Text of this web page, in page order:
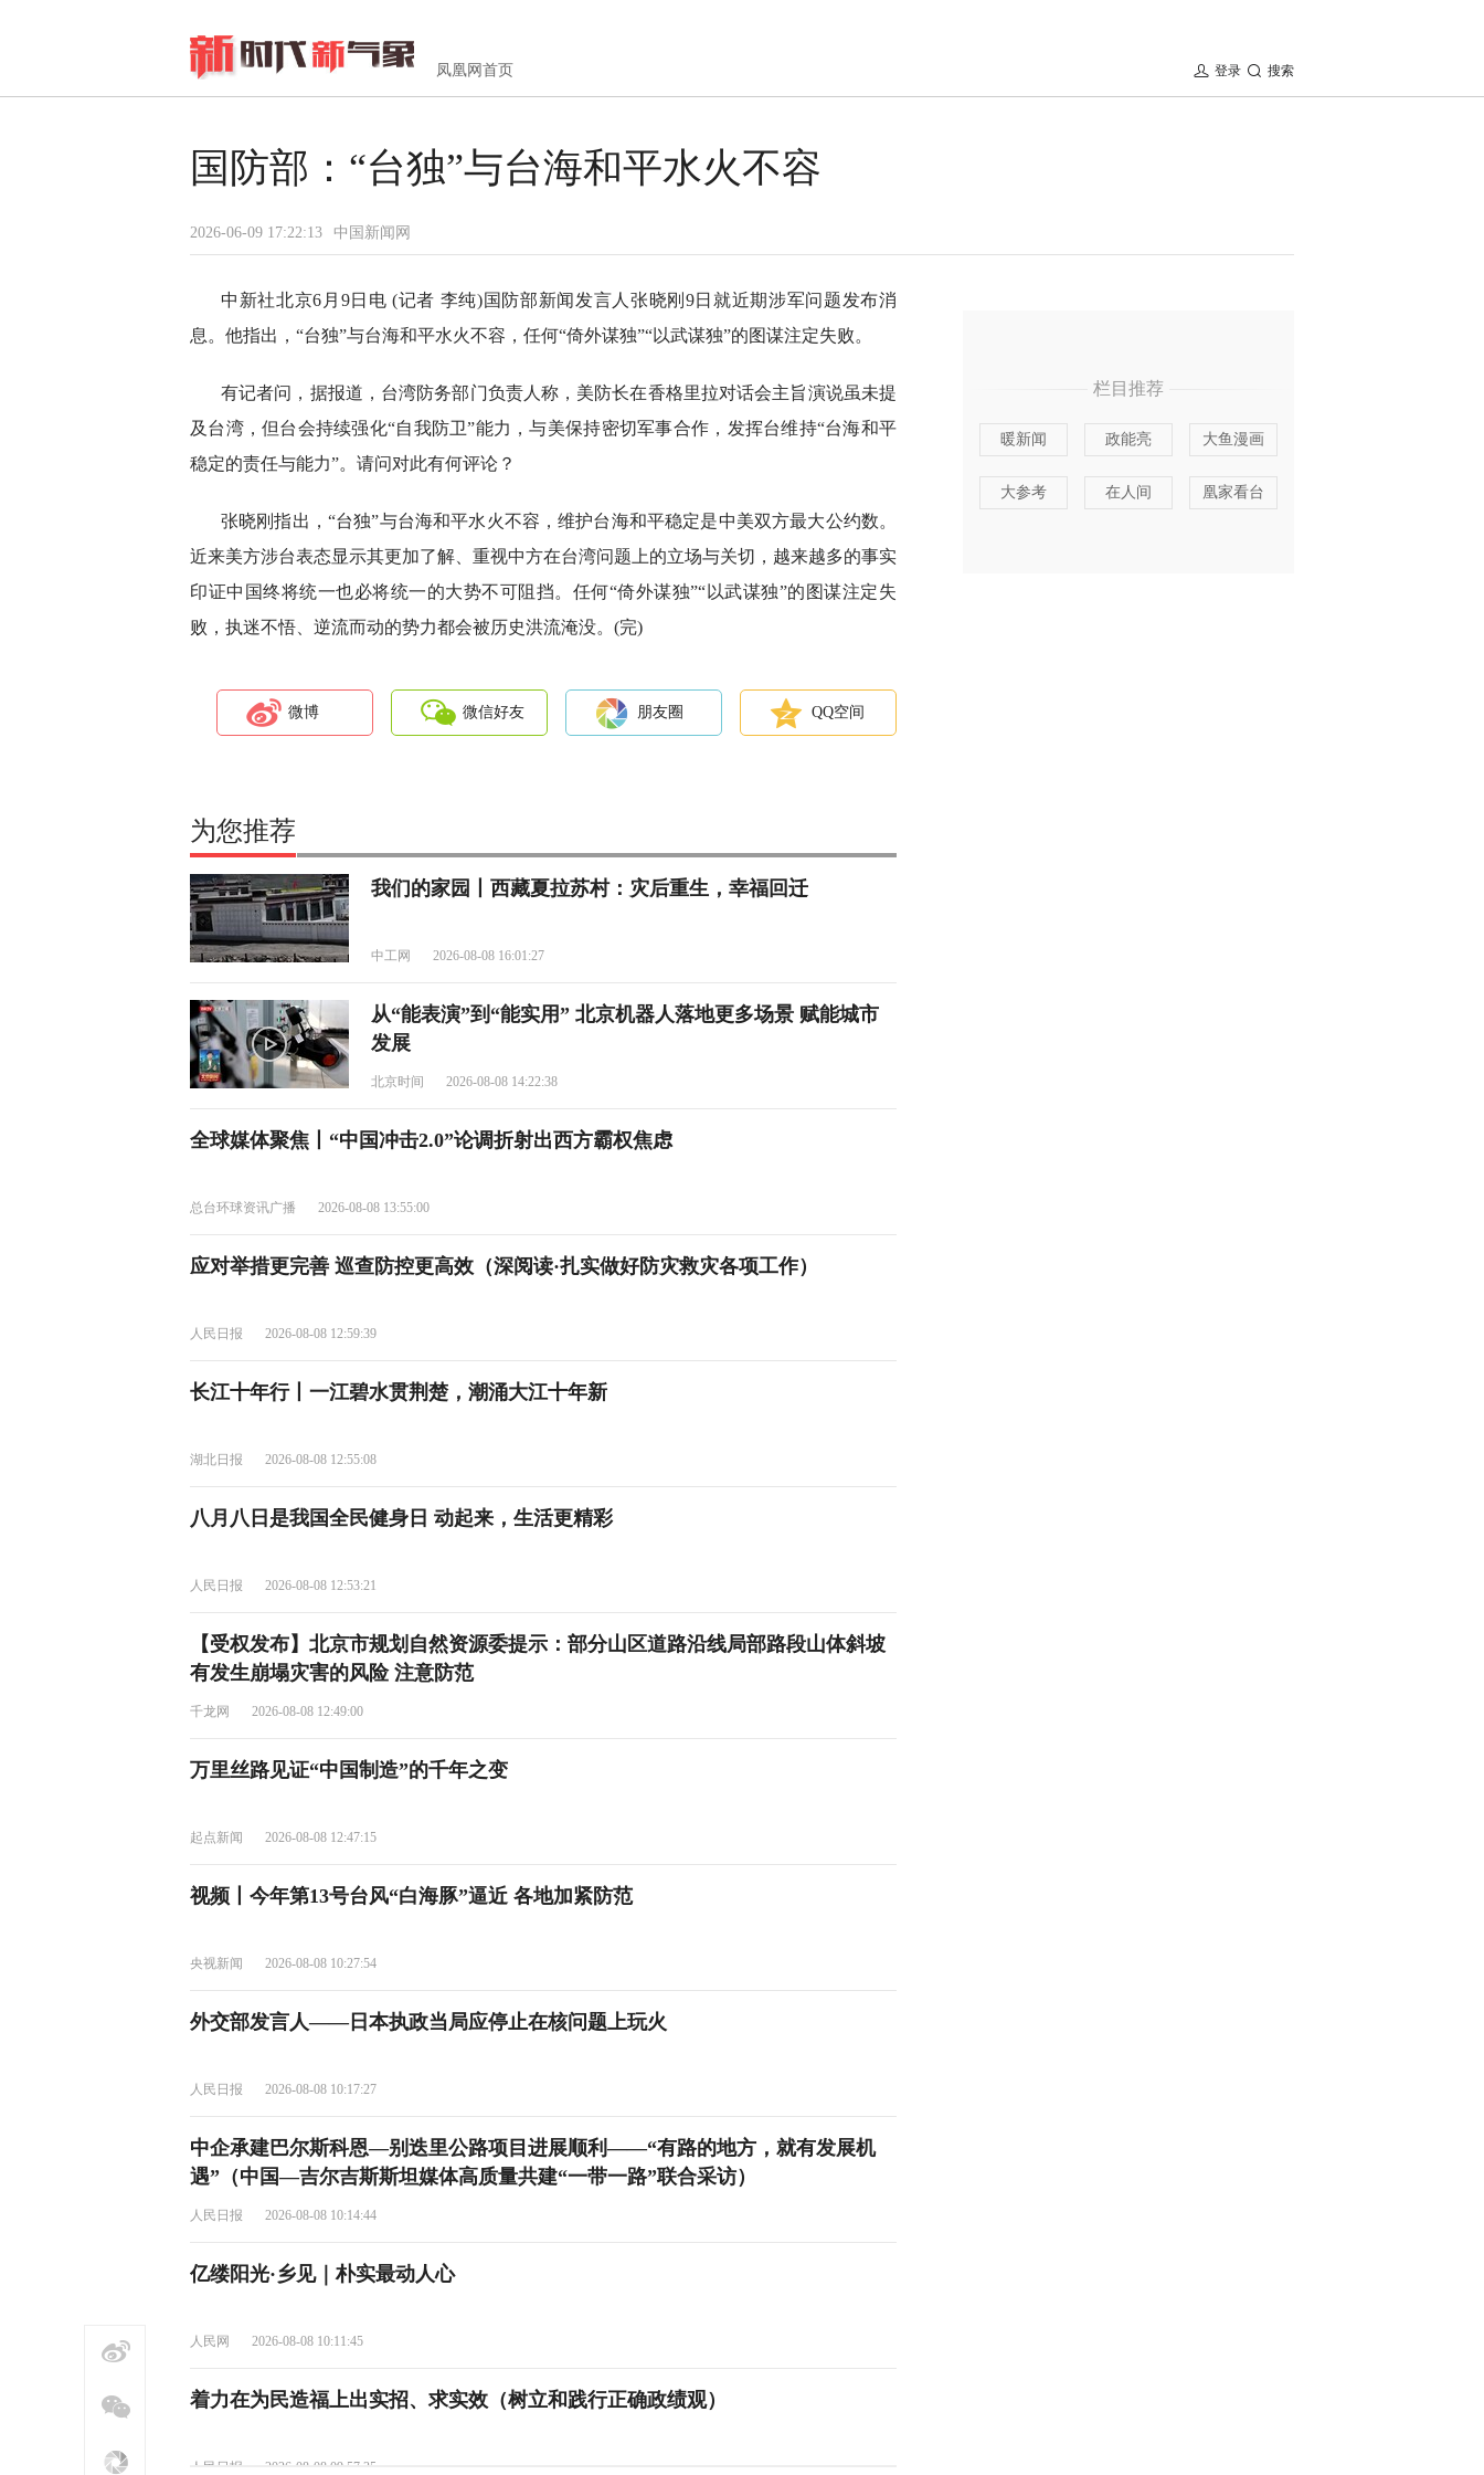
凤凰网首页 搜索
登录
国防部：“台独”与台海和平水火不容
2026-06-09 17:22:13 中国新闻网
中新社北京6月9日电 (记者 李纯)国防部新闻发言人张晓刚9日就近期涉军问题发布消
息。他指出，“台独”与台海和平水火不容，任何“倚外谋独”“以武谋独”的图谋注定失败。
有记者问，据报道，台湾防务部门负责人称，美防长在香格里拉对话会主旨演说虽未提
及台湾，但台会持续强化“自我防卫”能力，与美保持密切军事合作，发挥台维持“台海和平
稳定的责任与能力”。请问对此有何评论？
张晓刚指出，“台独”与台海和平水火不容，维护台海和平稳定是中美双方最大公约数。
近来美方涉台表态显示其更加了解、重视中方在台湾问题上的立场与关切，越来越多的事实
印证中国终将统一也必将统一的大势不可阻挡。任何“倚外谋独”“以武谋独”的图谋注定失
败，执迷不悟、逆流而动的势力都会被历史洪流淹没。(完)
微博 微信好友 朋友圈 QQ空间
为您推荐
我们的家园丨西藏夏拉苏村：灾后重生，幸福回迁
中工网 2026-08-08 16:01:27
从“能表演”到“能实用” 北京机器人落地更多场景 赋能城市
发展
北京时间 2026-08-08 14:22:38
全球媒体聚焦丨“中国冲击2.0”论调折射出西方霸权焦虑
总台环球资讯广播 2026-08-08 13:55:00
应对举措更完善 巡查防控更高效（深阅读·扎实做好防灾救灾各项工作）
人民日报 2026-08-08 12:59:39
长江十年行丨一江碧水贯荆楚，潮涌大江十年新
湖北日报 2026-08-08 12:55:08
八月八日是我国全民健身日 动起来，生活更精彩
人民日报 2026-08-08 12:53:21
【受权发布】北京市规划自然资源委提示：部分山区道路沿线局部路段山体斜坡
有发生崩塌灾害的风险 注意防范
千龙网 2026-08-08 12:49:00
万里丝路见证“中国制造”的千年之变
起点新闻 2026-08-08 12:47:15
视频丨今年第13号台风“白海豚”逼近 各地加紧防范
央视新闻 2026-08-08 10:27:54
外交部发言人——日本执政当局应停止在核问题上玩火
人民日报 2026-08-08 10:17:27
中企承建巴尔斯科恩—别迭里公路项目进展顺利——“有路的地方，就有发展机
遇”（中国—吉尔吉斯斯坦媒体高质量共建“一带一路”联合采访）
人民日报 2026-08-08 10:14:44
亿缕阳光·乡见｜朴实最动人心
人民网 2026-08-08 10:11:45
着力在为民造福上出实招、求实效（树立和践行正确政绩观）
人民日报 2026-08-08 09:57:35
栏目推荐
暖新闻 政能亮 大鱼漫画
大参考 在人间 凰家看台